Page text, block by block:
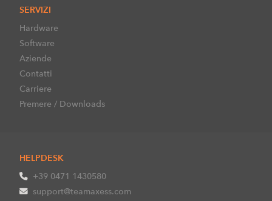
SERVIZI
Hardware
Software
Aziende
Contatti
Carriere
Premere / Downloads
HELPDESK
+39 0471 1430580
support@teamaxess.com